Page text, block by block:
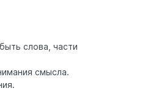
слова, части
смысла.